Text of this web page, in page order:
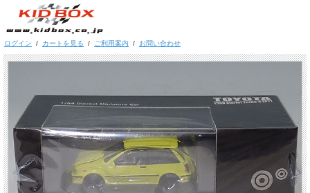
ログイン / カートを見る / ご利用案内 / お問い合わせ